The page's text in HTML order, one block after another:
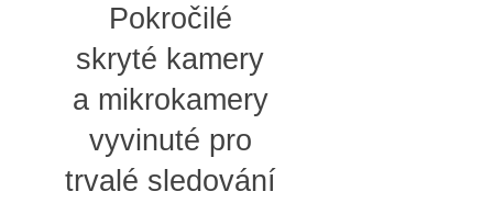
Pokročilé
skryté kamery
a mikrokamery
vyvinuté pro
trvalé sledování